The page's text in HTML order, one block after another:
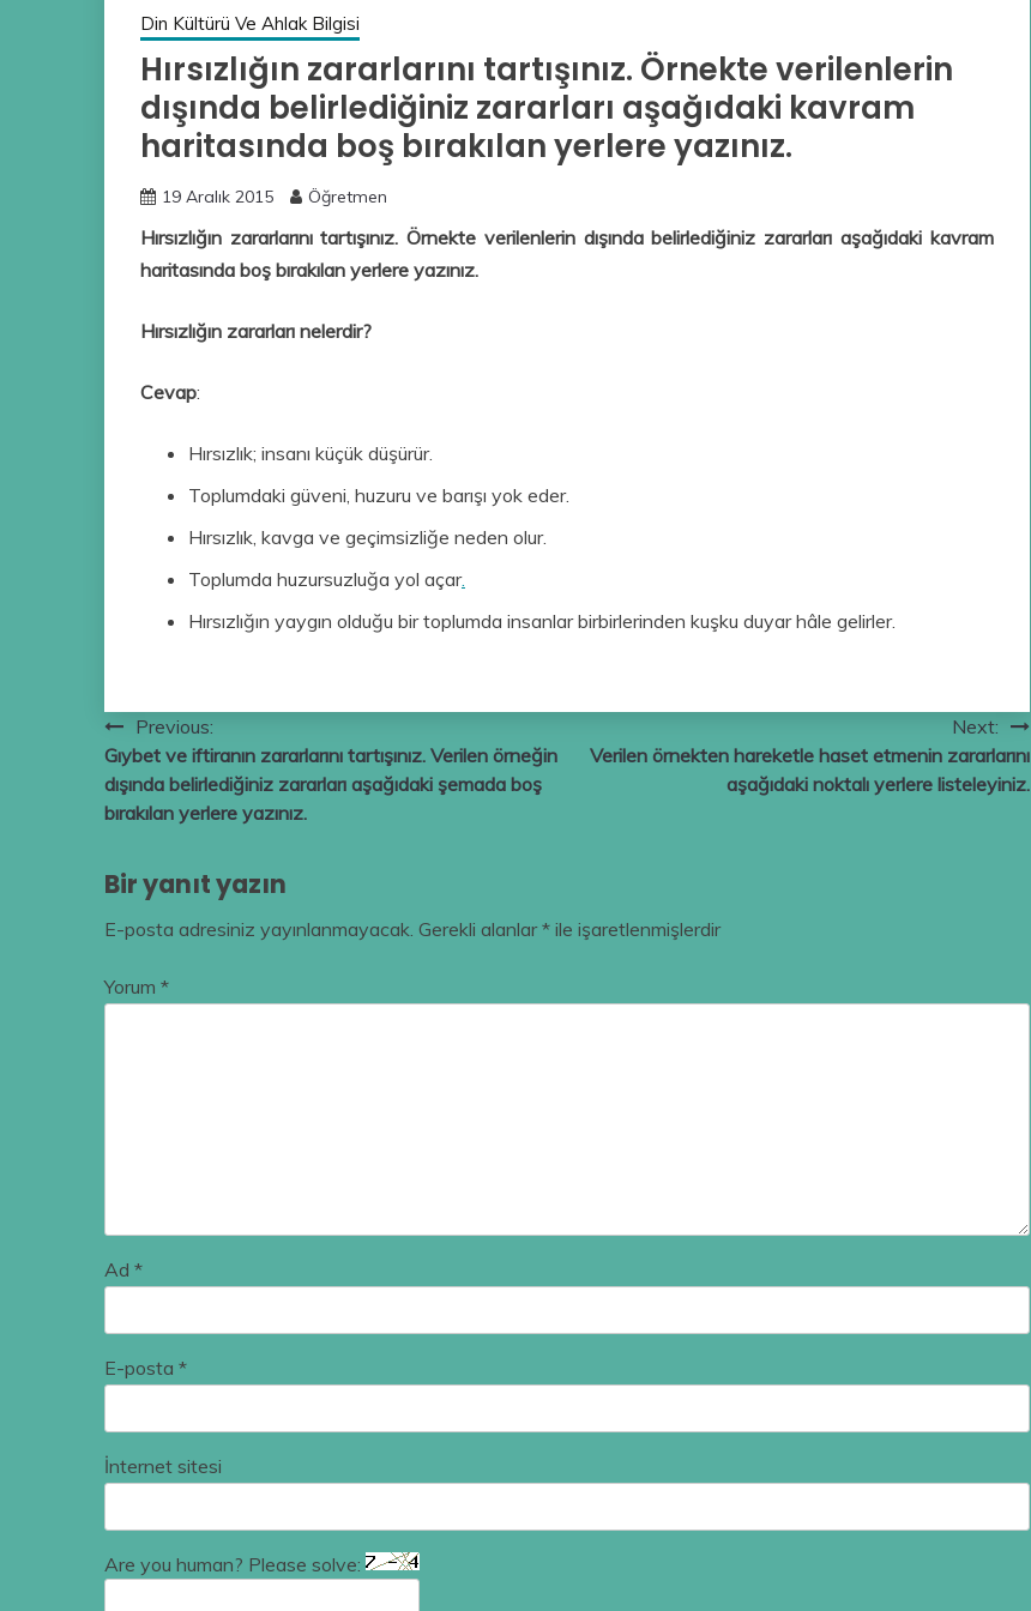
Din Kültürü Ve Ahlak Bilgisi
Hırsızlığın zararlarını tartışınız. Örnekte verilenlerin
dışında belirlediğiniz zararları aşağıdaki kavram
haritasında boş bırakılan yerlere yazınız.
19 Aralık 2015 Öğretmen
Hırsızlığın zararlarını tartışınız. Örnekte verilenlerin dışında belirlediğiniz zararları aşağıdaki kavram
haritasında boş bırakılan yerlere yazınız.
Hırsızlığın zararları nelerdir?
Cevap:
Hırsızlık; insanı küçük düşürür.
Toplumdaki güveni, huzuru ve barışı yok eder.
Hırsızlık, kavga ve geçimsizliğe neden olur.
Toplumda huzursuzluğa yol açar.
Hırsızlığın yaygın olduğu bir toplumda insanlar birbirlerinden kuşku duyar hâle gelirler.
Yazı
gezinmesi
Previous:
Gıybet ve iftiranın zararlarını tartışınız. Verilen örneğin
dışında belirlediğiniz zararları aşağıdaki şemada boş
bırakılan yerlere yazınız.
Next:
Verilen örnekten hareketle haset etmenin zararlarını
aşağıdaki noktalı yerlere listeleyiniz.
Bir yanıt yazın
E-posta adresiniz yayınlanmayacak. Gerekli alanlar* ile işaretlenmişlerdir
Yorum *
Ad *
E-posta *
İnternet sitesi
Are you human? Please solve: